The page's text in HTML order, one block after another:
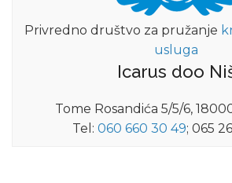
Privredno društvo za pružanje
usluga
Icarus doo
Tome Rosandića 5/5/6,
Tel: 060 660 30 49; 065